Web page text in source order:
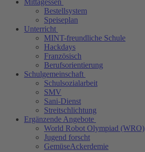
Mittagessen
Bestellsystem
Speiseplan
Unterricht
MINT-freundliche Schule
Hackdays
Französisch
Berufsorientierung
Schulgemeinschaft
Schulsozialarbeit
SMV
Sani-Dienst
Streitschlichtung
Ergänzende Angebote
World Robot Olympiad (WRO)
Jugend forscht
GemüseAckerdemie